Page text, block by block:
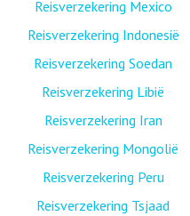
Reisverzekering Mexico
Reisverzekering Indonesië
Reisverzekering Soedan
Reisverzekering Libië
Reisverzekering Iran
Reisverzekering Mongolië
Reisverzekering Peru
Reisverzekering Tsjaad